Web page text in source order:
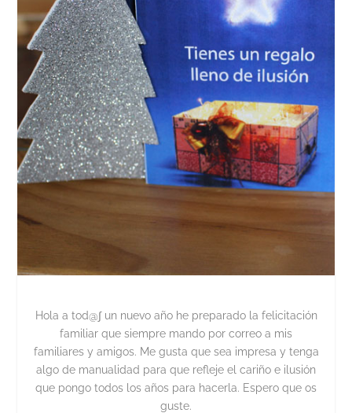
Hola a tod@∫ un nuevo año he preparado la felicitación
familiar que siempre mando por correo a mis
familiares y amigos. Me gusta que sea impresa y tenga
algo de manualidad para que refleje el cariño e ilusión
que pongo todos los años para hacerla. Espero que os
guste.